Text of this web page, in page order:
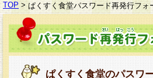
TOP > ぱくすく食堂パスワード再発行フォ
ぱくすく食堂のパスワ